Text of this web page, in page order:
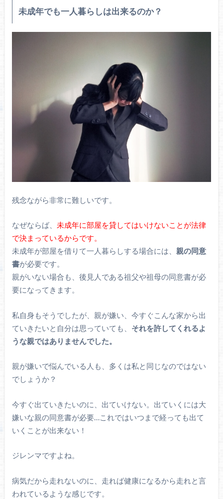
未成年でも一人暮らしは出来るのか？
残念ながら非常に難しいです。
なぜならば、 未成年に部屋を貸してはいけないことが法律
で決まっているからです。
未成年が部屋を借りて一人暮らしする場合には、 親の同意
書が必要です。
親がいない場合も、後見人である祖父や祖母の同意書が必
要になってきます。
私自身もそうでしたが、親が嫌い、今すぐこんな家から出
ていきたいと自分は思っていても、 それを許してくれるよ
うな親ではありませんでした。
親が嫌いで悩んでいる人も、多くは私と同じなのではない
でしょうか？
今すぐ出ていきたいのに、出ていけない。出ていくには大
嫌いな親の同意書が必要…これではいつまで経っても出て
いくことが出来ない！
ジレンマですよね。
病気だから走れないのに、走れば健康になるから走れと言
われているような感じです。